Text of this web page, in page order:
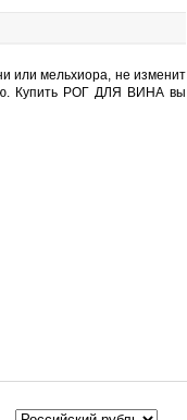
или мельхиора, не изменит
Купить РОГ ДЛЯ ВИНА вы